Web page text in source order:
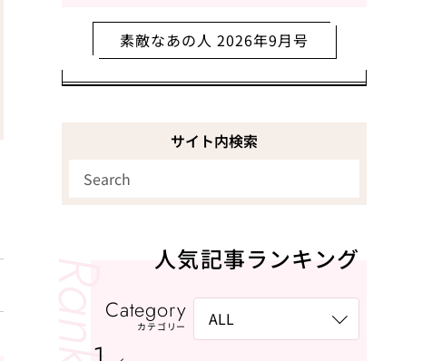
素敵なあの人 2026年9月号
サイト内検索
人気記事ランキング
Category
カテゴリー